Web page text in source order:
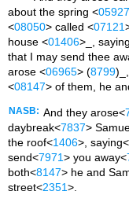
about the spring <05927
<08050> called <07121
house <01406>_,
that I may send thee
arose <06965> (8799
<08147> of them, he
NASB: And they arose<
daybreak<7837>
the roof<1406>, saying<
send<7971> you away<
both<8147> he and
street<2351>.